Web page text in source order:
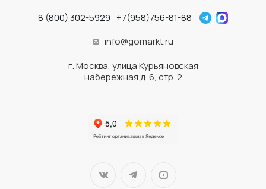
8 (800) 302-5929 +7(958)756-81-88
info@gomarkt.ru
г. Москва, улица Курьяновская
набережная д. 6, стр. 2